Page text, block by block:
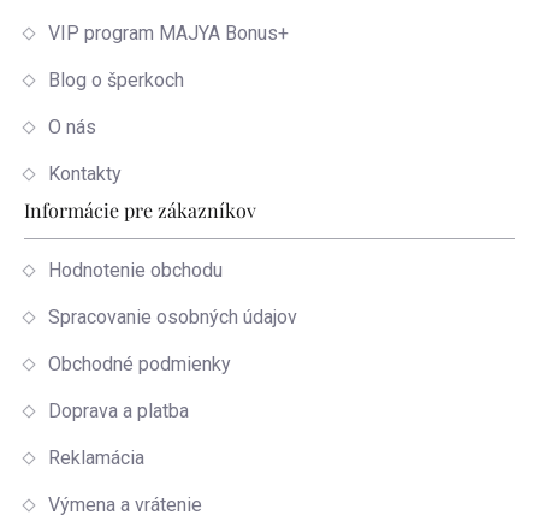
VIP program MAJYA Bonus+
Blog o šperkoch
O nás
Kontakty
Informácie pre zákazníkov
Hodnotenie obchodu
Spracovanie osobných údajov
Obchodné podmienky
Doprava a platba
Reklamácia
Výmena a vrátenie